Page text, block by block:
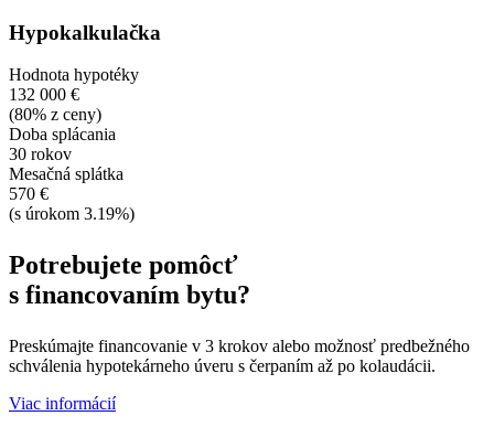
Hypokalkulačka
Hodnota hypotéky
132 000 €
(80% z ceny)
Doba splácania
30 rokov
Mesačná splátka
570 €
(s úrokom 3.19%)
Potrebujete pomôcť
s financovaním bytu?
Preskúmajte financovanie v 3 krokov alebo možnosť predbežného
schválenia hypotekárneho úveru s čerpaním až po kolaudácii.
Viac informácií